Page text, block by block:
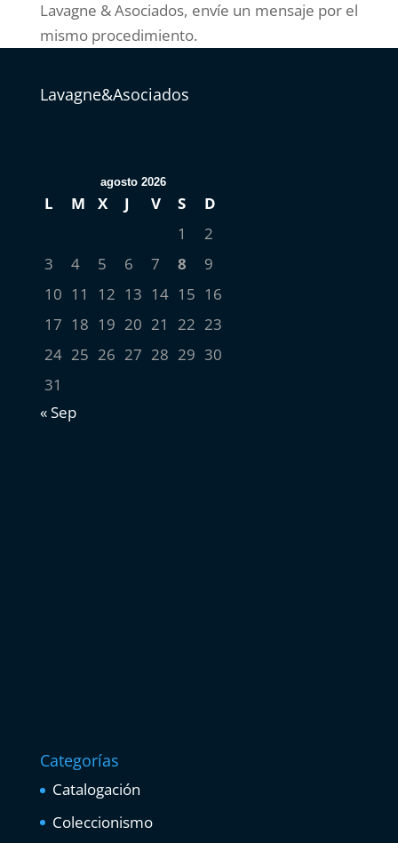
Lavagne & Asociados, envíe un mensaje por el
mismo procedimiento.
Lavagne&Asociados
agosto 2026
L M X J V S
D
1
2
3
4 5 6 7 8
9
10 11 12 13 14 15 16
17 18 19 20 21 22 23
24 25 26 27 28 29 30
31
« Sep
Categorías
Catalogación
Coleccionismo